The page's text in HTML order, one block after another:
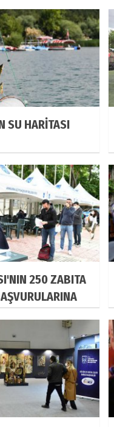
SU HARİTASI
250 ZABITA